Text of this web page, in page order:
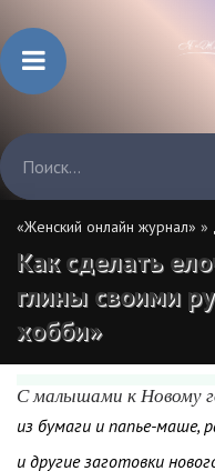
«Женский онлайн журнал» »
Как сделать
глины своими
хобби»
С малышами к Новому
из бумаги и папье-маше,
и другие заготовки